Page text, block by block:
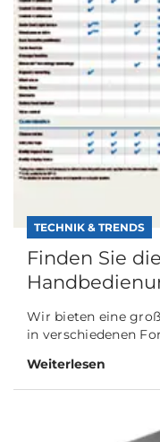
TECHNIK & TRENDS
Finden Sie
Wir bieten eine
in verschiedenen
Weiterlesen